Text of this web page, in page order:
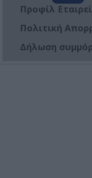
Προφίλ
Πολιτική
Δήλωση